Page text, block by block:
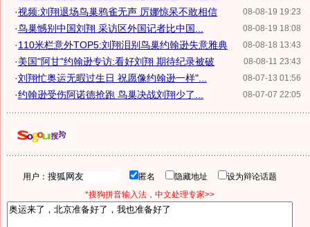
08-08-19 19:23
·视频:刘翔退场鸟巢鸦雀无声 厉娜惊呆不敢相信
08-08-19 18:08
·鸟巢憾别中国刘翔 采访区外国记者比中国...
08-08-18 13:43
·110米栏意外TOP5:刘翔泪别鸟巢约翰逊失意雅典
08-08-11 23:43
·美国"阿甘"约翰逊专访:看好刘翔 期待纪录被破
08-07-13 01:56
·刘翔忙奥运无暇过生日 祝愿像约翰逊一样"...
08-07-07 22:05
·约翰逊受伤阿诺德抢跑 鸟巢决战刘翔少了...
用户： 匿名 隐藏地址
设为辩论话题
*搜狗拼音输入法，中文处理专家>>